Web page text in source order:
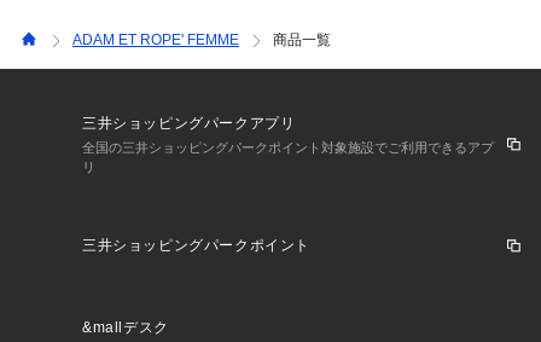
ADAM ET ROPE' FEMME 商品一覧
三井ショッピングパークアプリ
全国の三井ショッピングパークポイント対象施設でご利用できるアプ
リ
三井ショッピングパークポイント
&mallデスク